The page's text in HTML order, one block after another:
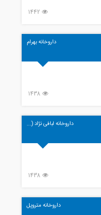
1442
داروخانه بهرام
1438
داروخانه لبافی نژاد (...
1438
داروخانه متروپل